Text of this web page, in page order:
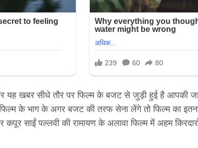
खबर सीधे तौर पर फिल्म के बजट से जुड़ी हुई है आपकी
फिल्म के भाग के अगर बजट की तरफ सेना लेंगे तो फिल्म का
साईं पल्लवी की रामायण के अलावा फिल्म में अहम